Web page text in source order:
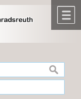
suchen